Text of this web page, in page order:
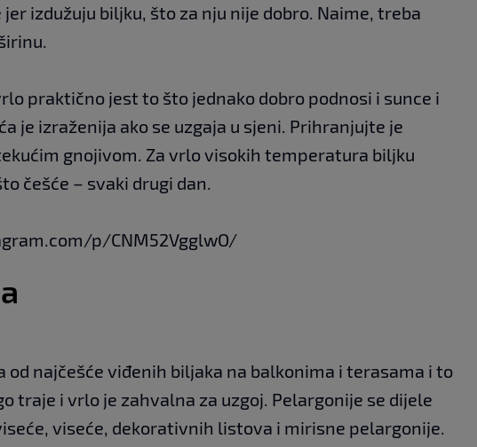
izdužuju biljku, što za nju nije dobro. Naime, treba
praktično jest to što jednako dobro podnosi i sunce i
je izraženija ako se uzgaja u sjeni. Prihranjujte je
gnojivom. Za vrlo visokih temperatura biljku
češće – svaki drugi dan.
p/CNM52VgglwO/
od najčešće viđenih biljaka na balkonima i terasama i to
traje i vrlo je zahvalna za uzgoj. Pelargonije se dijele
viseće, dekorativnih listova i mirisne pelargonije.